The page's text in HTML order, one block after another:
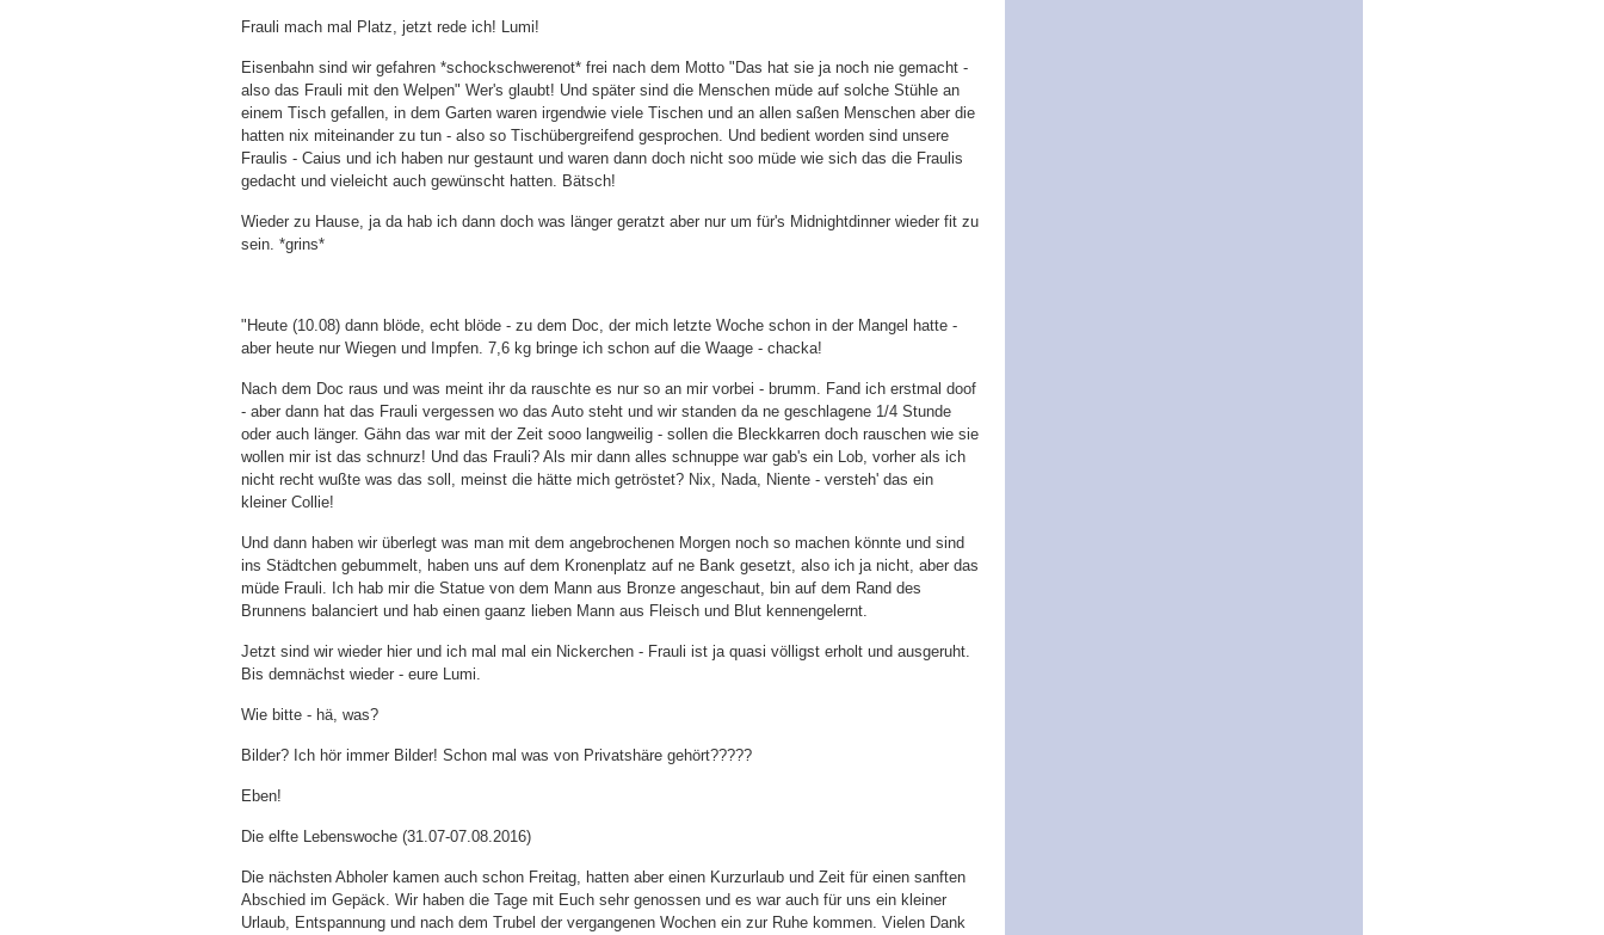
Frauli mach mal Platz, jetzt rede ich! Lumi!
Eisenbahn sind wir gefahren *schockschwerenot* frei nach dem Motto "Das hat sie ja noch nie gemacht -
also das Frauli mit den Welpen" Wer's glaubt! Und später sind die Menschen müde auf solche Stühle an
einem Tisch gefallen, in dem Garten waren irgendwie viele Tischen und an allen saßen Menschen aber die
hatten nix miteinander zu tun - also so Tischübergreifend gesprochen. Und bedient worden sind unsere
Fraulis - Caius und ich haben nur gestaunt und waren dann doch nicht soo müde wie sich das die Fraulis
gedacht und vieleicht auch gewünscht hatten. Bätsch!
Wieder zu Hause, ja da hab ich dann doch was länger geratzt aber nur um für's Midnightdinner wieder fit zu
sein. *grins*
"Heute (10.08) dann blöde, echt blöde - zu dem Doc, der mich letzte Woche schon in der Mangel hatte -
aber heute nur Wiegen und Impfen. 7,6 kg bringe ich schon auf die Waage - chacka!
Nach dem Doc raus und was meint ihr da rauschte es nur so an mir vorbei - brumm. Fand ich erstmal doof
- aber dann hat das Frauli vergessen wo das Auto steht und wir standen da ne geschlagene 1/4 Stunde
oder auch länger. Gähn das war mit der Zeit sooo langweilig - sollen die Bleckkarren doch rauschen wie sie
wollen mir ist das schnurz! Und das Frauli? Als mir dann alles schnuppe war gab's ein Lob, vorher als ich
nicht recht wußte was das soll, meinst die hätte mich getröstet? Nix, Nada, Niente - versteh' das ein
kleiner Collie!
Und dann haben wir überlegt was man mit dem angebrochenen Morgen noch so machen könnte und sind
ins Städtchen gebummelt, haben uns auf dem Kronenplatz auf ne Bank gesetzt, also ich ja nicht, aber das
müde Frauli. Ich hab mir die Statue von dem Mann aus Bronze angeschaut, bin auf dem Rand des
Brunnens balanciert und hab einen gaanz lieben Mann aus Fleisch und Blut kennengelernt.
Jetzt sind wir wieder hier und ich mal mal ein Nickerchen - Frauli ist ja quasi völligst erholt und ausgeruht.
Bis demnächst wieder - eure Lumi.
Wie bitte - hä, was?
Bilder? Ich hör immer Bilder! Schon mal was von Privatshäre gehört?????
Eben!
Die elfte Lebenswoche (31.07-07.08.2016)
Die nächsten Abholer kamen auch schon Freitag, hatten aber einen Kurzurlaub und Zeit für einen sanften
Abschied im Gepäck. Wir haben die Tage mit Euch sehr genossen und es war auch für uns ein kleiner
Urlaub, Entspannung und nach dem Trubel der vergangenen Wochen ein zur Ruhe kommen. Vielen Dank